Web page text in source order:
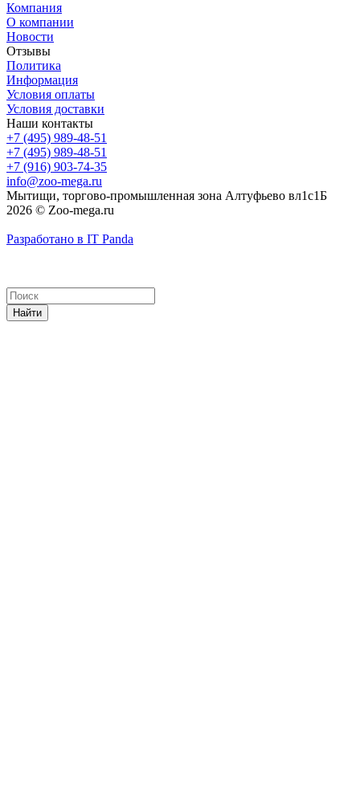
Компания
О компании
Новости
Отзывы
Политика
Информация
Условия оплаты
Условия доставки
Наши контакты
+7 (495) 989-48-51
+7 (495) 989-48-51
+7 (916) 903-74-35
info@zoo-mega.ru
Мытищи, торгово-промышленная зона Алтуфьево вл1с1Б
2026 © Zoo-mega.ru
Разработано в IT Panda
Найти